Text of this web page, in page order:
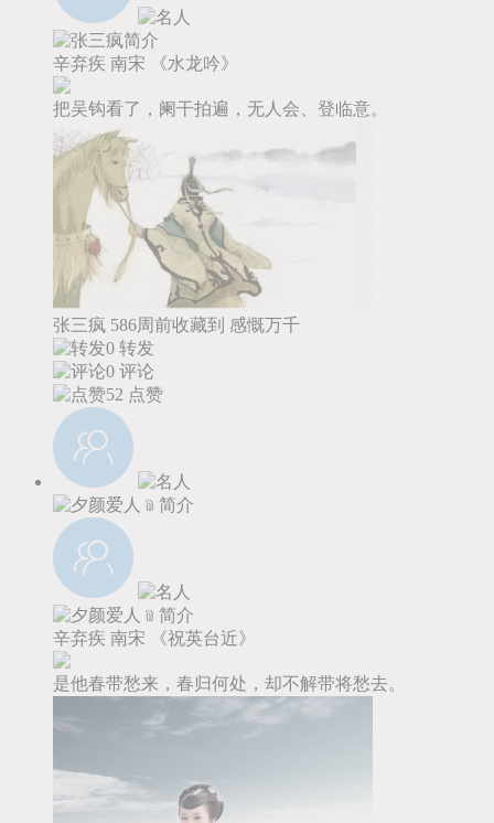
辛弃疾 南宋 《水龙吟》
把吴钩看了，阑干拍遍，无人会、登临意。
张三疯 586周前收藏到 感慨万千
0 转发
0 评论
52 点赞
辛弃疾 南宋 《祝英台近》
是他春带愁来，春归何处，却不解带将愁去。